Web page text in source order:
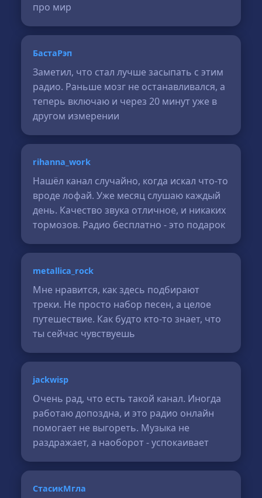
про мир
БастаРэп
Заметил, что стал лучше засыпать с этим
радио. Раньше мозг не останавливался, а
теперь включаю и через 20 минут уже в
другом измерении
rihanna_work
Нашёл канал случайно, когда искал что-то
вроде лофай. Уже месяц слушаю каждый
день. Качество звука отличное, и никаких
тормозов. Радио бесплатно - это подарок
metallica_rock
Мне нравится, как здесь подбирают
треки. Не просто набор песен, а целое
путешествие. Как будто кто-то знает, что
ты сейчас чувствуешь
jackwisp
Очень рад, что есть такой канал. Иногда
работаю допоздна, и это радио онлайн
помогает не выгореть. Музыка не
раздражает, а наоборот - успокаивает
СтасикМгла